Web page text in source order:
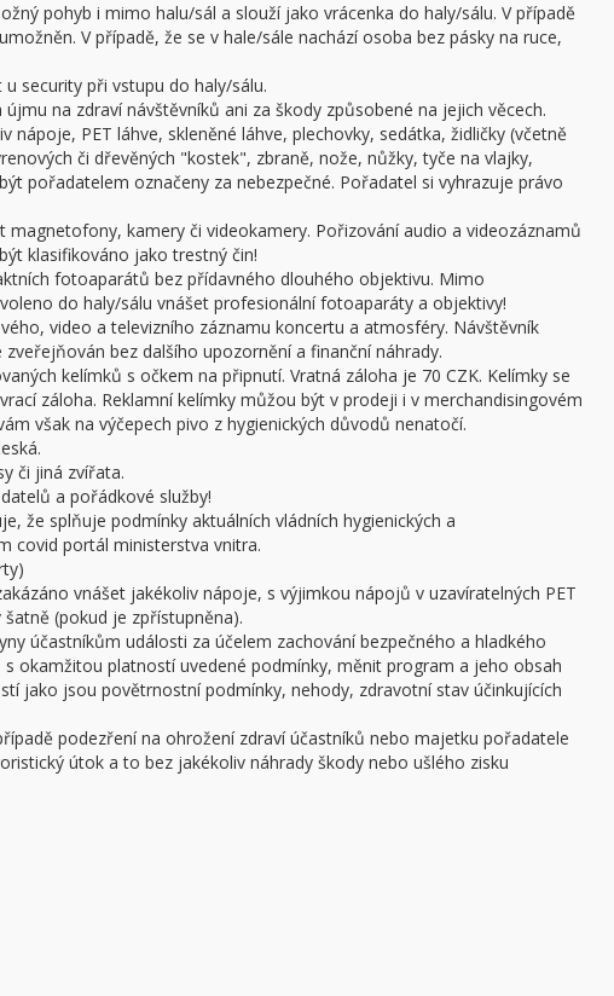
pohyb i mimo halu/sál a slouží jako vrácenka do haly/sálu. V případě
V případě, že se v hale/sále nachází osoba bez pásky na ruce,
security při vstupu do haly/sálu.
na zdraví návštěvníků ani za škody způsobené na jejich věcech.
PET láhve, skleněné láhve, plechovky, sedátka, židličky (včetně
či dřevěných "kostek", zbraně, nože, nůžky, tyče na vlajky,
pořadatelem označeny za nebezpečné. Pořadatel si vyhrazuje právo
kamery či videokamery. Pořizování audio a videozáznamů
klasifikováno jako trestný čin!
fotoaparátů bez přídavného dlouhého objektivu. Mimo
do haly/sálu vnášet profesionální fotoaparáty a objektivy!
video a televizního záznamu koncertu a atmosféry. Návštěvník
bez dalšího upozornění a finanční náhrady.
kelímků s očkem na připnutí. Vratná záloha je 70 CZK. Kelímky se
záloha. Reklamní kelímky můžou být v prodeji i v merchandisingovém
však na výčepech pivo z hygienických důvodů nenatočí.
či jiná zvířata.
a pořádkové služby!
že splňuje podmínky aktuálních vládních hygienických a
covid portál ministerstva vnitra.
vnášet jakékoliv nápoje, s výjimkou nápojů v uzavíratelných PET
(pokud je zpřístupněna).
účastníkům události za účelem zachování bezpečného a hladkého
okamžitou platností uvedené podmínky, měnit program a jeho obsah
jako jsou povětrnostní podmínky, nehody, zdravotní stav účinkujících
podezření na ohrožení zdraví účastníků nebo majetku pořadatele
útok a to bez jakékoliv náhrady škody nebo ušlého zisku